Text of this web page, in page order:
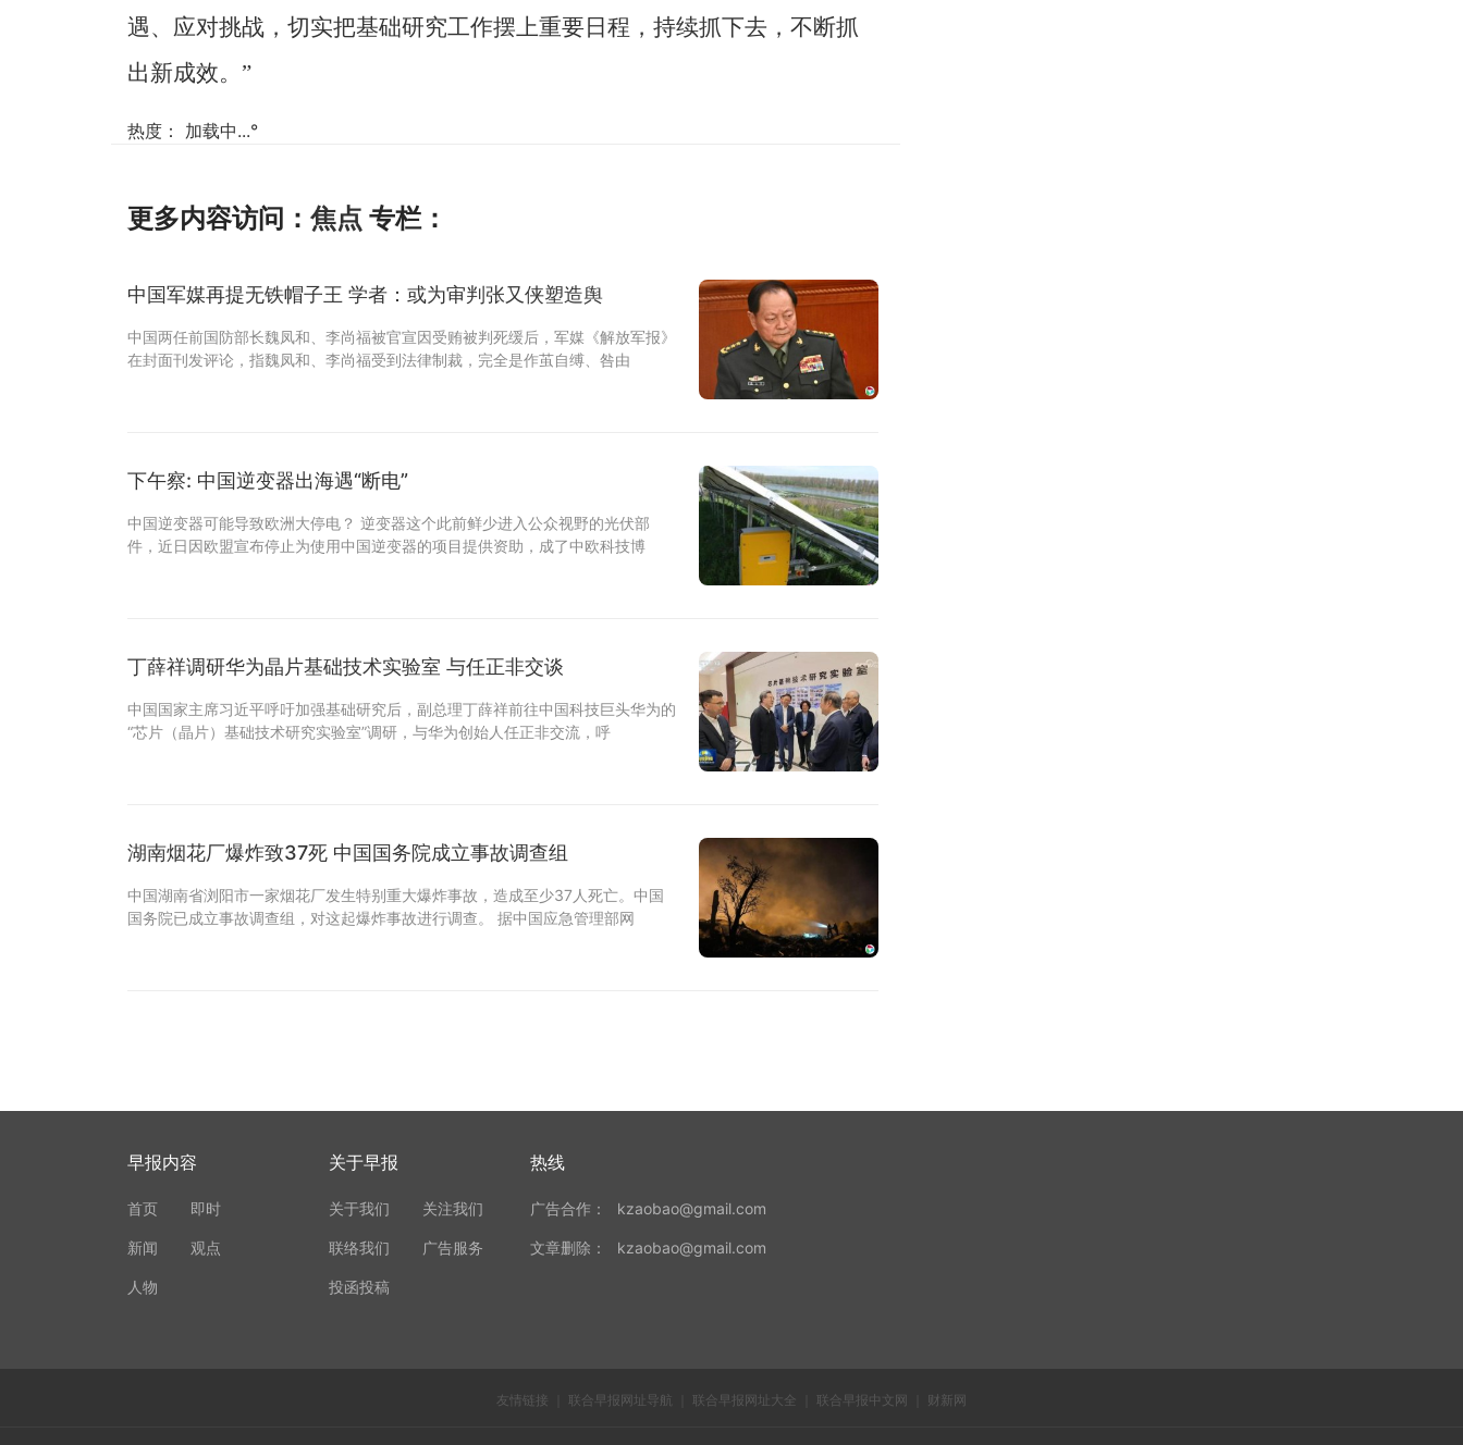
遇、应对挑战，切实把基础研究工作摆上重要日程，持续抓下去，不断抓
出新成效。”
热度： 加载中...°
更多内容访问： 焦点 专栏：
中国军媒再提无铁帽子王 学者：或为审判张又侠塑造舆
中国两任前国防部长魏凤和、李尚福被官宣因受贿被判死缓后，军媒《解放军报》
在封面刊发评论，指魏凤和、李尚福受到法律制裁，完全是作茧自缚、咎由
下午察: 中国逆变器出海遇“断电”
中国逆变器可能导致欧洲大停电？ 逆变器这个此前鲜少进入公众视野的光伏部
件，近日因欧盟宣布停止为使用中国逆变器的项目提供资助，成了中欧科技博
丁薛祥调研华为晶片基础技术实验室 与任正非交谈
中国国家主席习近平呼吁加强基础研究后，副总理丁薛祥前往中国科技巨头华为的
“芯片（晶片）基础技术研究实验室”调研，与华为创始人任正非交流，呼
湖南烟花厂爆炸致37死 中国国务院成立事故调查组
中国湖南省浏阳市一家烟花厂发生特别重大爆炸事故，造成至少37人死亡。中国
国务院已成立事故调查组，对这起爆炸事故进行调查。 据中国应急管理部网
早报内容
首页 即时
新闻 观点
人物
关于早报
关于我们 关注我们
联络我们 广告服务
投函投稿
热线
广告合作： kzaobao@gmail.com
文章删除： kzaobao@gmail.com
友情链接 联合早报网址导航 联合早报网址大全 联合早报中文网 财新网